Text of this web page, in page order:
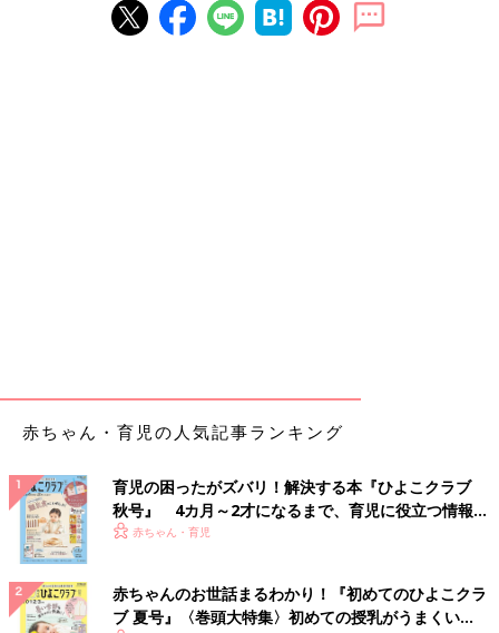
赤ちゃん・育児の人気記事ランキング
育児の困ったがズバリ！解決する本『ひよこクラブ
秋号』 4カ月～2才になるまで、育児に役立つ情報が
いっぱい！
赤ちゃん・育児
赤ちゃんのお世話まるわかり！『初めてのひよこクラ
ブ 夏号』〈巻頭大特集〉初めての授乳がうまくい